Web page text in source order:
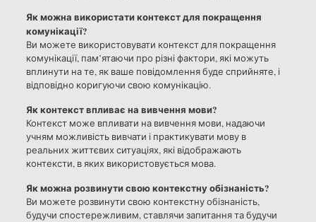
Як можна використати контекст для покращення
комунікації?
Ви можете використовувати контекст для покращення
комунікації, пам’ятаючи про різні фактори, які можуть
вплинути на те, як ваше повідомлення буде сприйняте, і
відповідно коригуючи свою комунікацію.
Як контекст впливає на вивчення мови?
Контекст може впливати на вивчення мови, надаючи
учням можливість вивчати і практикувати мову в
реальних життєвих ситуаціях, які відображають
контексти, в яких використовується мова.
Як можна розвинути свою контекстну обізнаність?
Ви можете розвинути свою контекстну обізнаність,
будучи спостережливим, ставлячи запитання та будучи